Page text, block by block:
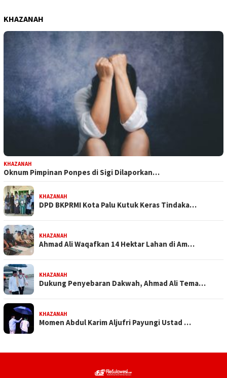
KHAZANAH
KHAZANAH
Oknum Pimpinan Ponpes di Sigi Dilaporkan…
KHAZANAH
DPD BKPRMI Kota Palu Kutuk Keras Tindaka…
KHAZANAH
Ahmad Ali Waqafkan 14 Hektar Lahan di Am…
KHAZANAH
Dukung Penyebaran Dakwah, Ahmad Ali Tema…
KHAZANAH
Momen Abdul Karim Aljufri Payungi Ustad …